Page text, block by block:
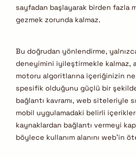
sayfadan başlayarak birden fazla
gezmek zorunda kalmaz.
Bu doğrudan yönlendirme,
deneyimini iyileştirmekle kalmaz,
motoru algoritlarına içeriğinizin ne
spesifik olduğunu güçlü bir
bağlantı kavramı, web siteleriyle
mobil uygulamadaki belirli
kaynaklardan bağlantı vermeyi
böylece kullanım alanını web’in